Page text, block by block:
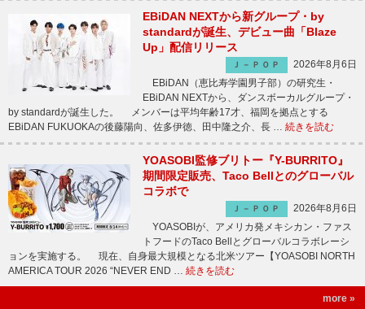
EBiDAN NEXTから新グループ・by
standardが誕生、デビュー曲「Blaze
Up」配信リリース
Ｊ－ＰＯＰ
2026年8月6日
EBiDAN（恵比寿学園男子部）の研究生・
EBiDAN NEXTから、ダンスボーカルグループ・
by standardが誕生した。 メンバーは平均年齢17才、福岡を拠点とする
EBiDAN FUKUOKAの後藤陽向、佐多伊徳、田中隆之介、長 … 続きを読む
YOASOBI監修ブリトー『Y-BURRITO』
期間限定販売、Taco Bellとのグローバル
コラボで
Ｊ－ＰＯＰ
2026年8月6日
YOASOBIが、アメリカ発メキシカン・ファス
トフードのTaco Bellとグローバルコラボレーシ
ョンを実施する。 現在、自身最大規模となる北米ツアー【YOASOBI NORTH
AMERICA TOUR 2026 “NEVER END … 続きを読む
more »